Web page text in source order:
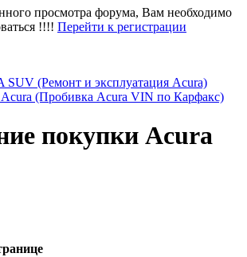
просмотра форума, Вам необходимо
!!!! Перейти к регистрации
SUV (Ремонт и эксплуатация Acura)
(Пробивка Acura VIN по Карфакс)
покупки Acura